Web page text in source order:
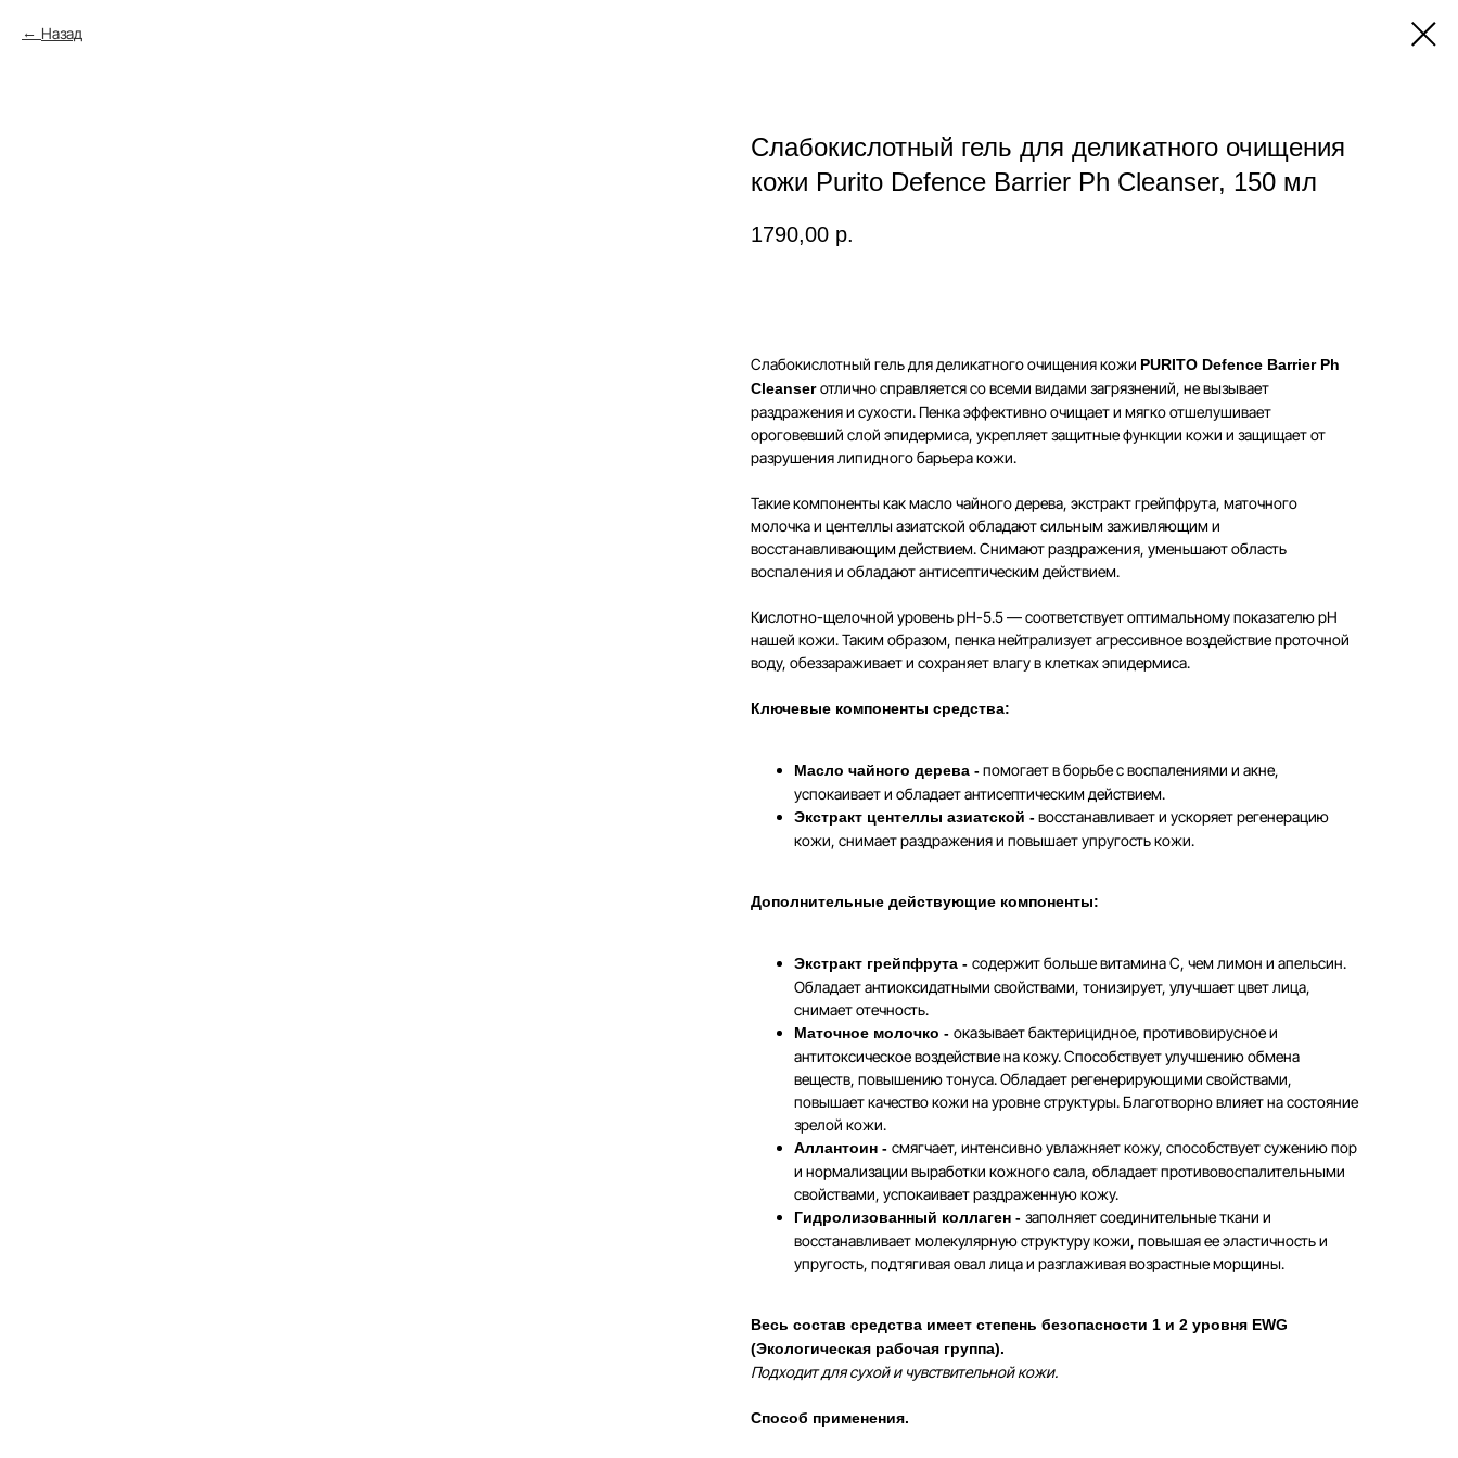
Назад
Слабокислотный гель для деликатного очищения
кожи Purito Defence Barrier Ph Cleanser, 150 мл
1790,00 р.
Слабокислотный гель для деликатного очищения кожи PURITO Defence Barrier Ph
Cleanserотлично справляется со всеми видами загрязнений, не вызывает
раздражения и сухости. Пенка эффективно очищает и мягко отшелушивает
ороговевший слой эпидермиса, укрепляет защитные функции кожи и защищает от
разрушения липидного барьера кожи.
Такие компоненты как масло чайного дерева, экстракт грейпфрута, маточного
молочка и центеллы азиатской обладают сильным заживляющим и
восстанавливающим действием. Снимают раздражения, уменьшают область
воспаления и обладают антисептическим действием.
Кислотно-щелочной уровень рН-5.5 — соответствует оптимальному показателю рН
нашей кожи. Таким образом, пенка нейтрализует агрессивное воздействие проточной
воду, обеззараживает и сохраняет влагу в клетках эпидермиса.
Ключевые компоненты средства:
Масло чайного дерева -помогает в борьбе с воспалениями и акне,
успокаивает и обладает антисептическим действием.
Экстракт центеллы азиатской -восстанавливает и ускоряет регенерацию
кожи, снимает раздражения и повышает упругость кожи.
Дополнительные действующие компоненты:
Экстракт грейпфрута - содержит больше витамина С, чем лимон и апельсин.
Обладает антиоксидатными свойствами, тонизирует, улучшает цвет лица,
снимает отечность.
Маточное молочко - оказывает бактерицидное, противовирусное и
антитоксическое воздействие на кожу. Способствует улучшению обмена
веществ, повышению тонуса. Обладает регенерирующими свойствами,
повышает качество кожи на уровне структуры. Благотворно влияет на состояние
зрелой кожи.
Аллантоин - смягчает, интенсивно увлажняет кожу, способствует сужению пор
и нормализации выработки кожного сала, обладает противовоспалительными
свойствами, успокаивает раздраженную кожу.
Гидролизованный коллаген - заполняет соединительные ткани и
восстанавливает молекулярную структуру кожи, повышая ее эластичность и
упругость, подтягивая овал лица и разглаживая возрастные морщины.
Весь состав средства имеет степень безопасности 1 и 2 уровня EWG
(Экологическая рабочая группа).
Подходит для сухой и чувствительной кожи.
Способ применения.